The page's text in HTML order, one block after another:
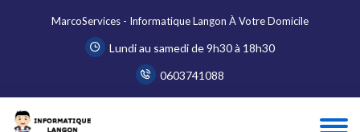
MarcoServices - Informatique Langon À Votre Domicile
Lundi au samedi de 9h30 à 18h30
0603741088